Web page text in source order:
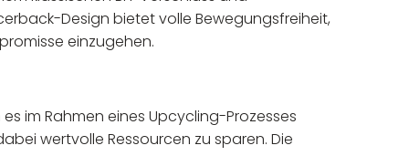
Design bietet volle Bewegungsfreiheit,
einzugehen.
es im Rahmen eines Upcycling-Prozesses
wertvolle Ressourcen zu sparen. Die